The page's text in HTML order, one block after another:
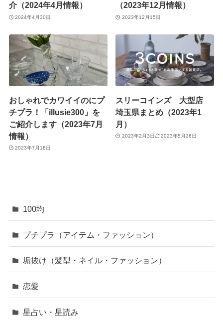
介（2024年4月情報）
2024年4月30日
（2023年12月情報）
2023年12月15日
おしゃれでカワイイのにプ
チプラ！「illusie300」を
ご紹介します（2023年7月
情報）
2023年7月18日
スリーコインズ 大型店
埼玉県まとめ（2023年1
月）
2023年2月3日 2023年5月26日
100均
プチプラ（アイテム・ファッション）
垢抜け（髪型・ネイル・ファッション）
恋愛
星占い・星読み